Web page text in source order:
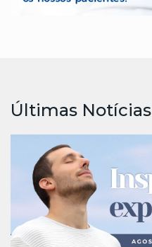
Últimas Notícias